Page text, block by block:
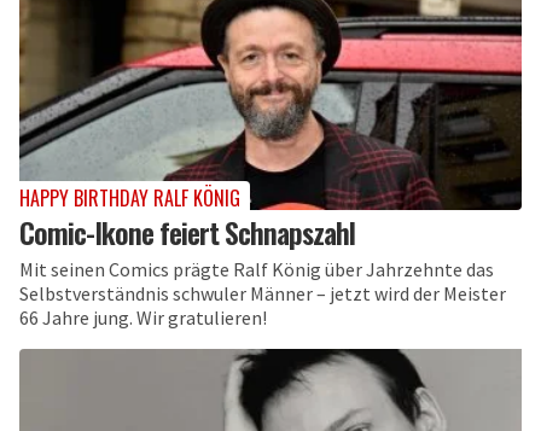
HAPPY BIRTHDAY RALF KÖNIG
Comic-Ikone feiert Schnapszahl
Mit seinen Comics prägte Ralf König über Jahrzehnte das
Selbstverständnis schwuler Männer – jetzt wird der Meister
66 Jahre jung. Wir gratulieren!